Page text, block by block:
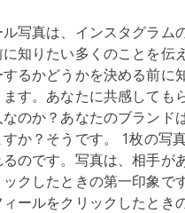
写真は、インスタグラム
に知りたい多くのことを伝
るかどうかを決める前に
ます。あなたに共感しても
なのか？あなたのブランド
か？そうです。 1枚の写
のです。写真は、相手が
クしたときの第一印象で
ールをクリックしたとき